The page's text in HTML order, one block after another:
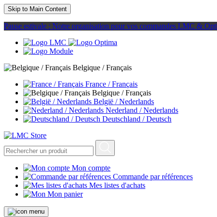
Skip to Main Content
Pause estivale : Notre organisation pour vos commandes LMC &
Belgique / Français
France / Français
Belgique / Français
België / Nederlands
Nederland / Nederlands
Deutschland / Deutsch
Mon compte
Commande par références
Mes listes d'achats
Mon panier